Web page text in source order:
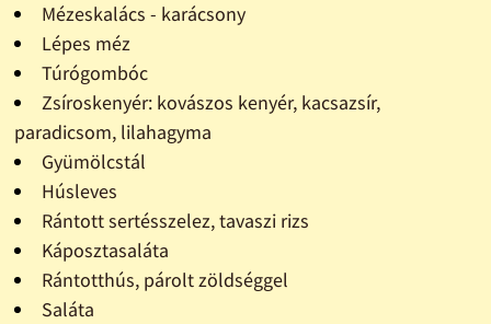
Mézeskalács - karácsony
Lépes méz
Túrógombóc
Zsíroskenyér: kovászos kenyér, kacsazsír,
paradicsom, lilahagyma
Gyümölcstál
Húsleves
Rántott sertésszelez, tavaszi rizs
Káposztasaláta
Rántotthús, párolt zöldséggel
Saláta